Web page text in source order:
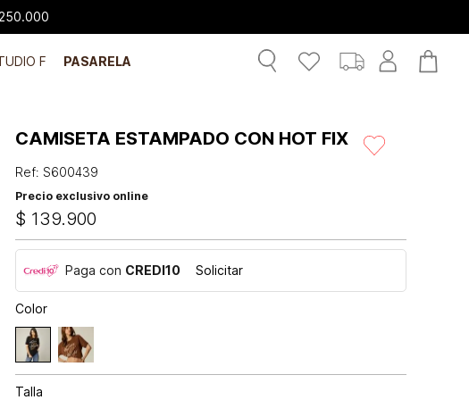
F PASARELA
CAMISETA ESTAMPADO CON HOT FIX
Ref:S600439
Precio exclusivo online
$ 139.900
Paga con CREDI10 Solicitar
Color
Talla